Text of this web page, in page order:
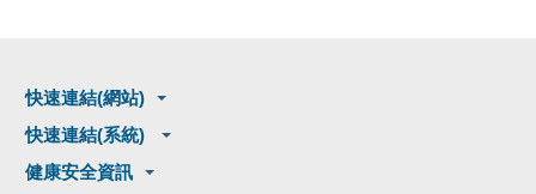
快速連結(網站)
快速連結(系統)
健康安全資訊